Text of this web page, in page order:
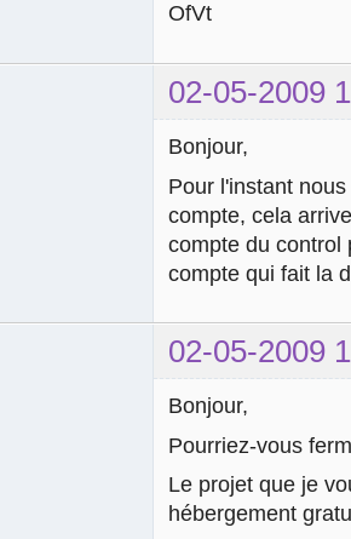
OfVt
02-05-2009
Bonjour,
Pour l'instant
compte, cela
compte du control
compte qui fait la
02-05-2009
Bonjour,
Pourriez-vous
Le projet que je
hébergement